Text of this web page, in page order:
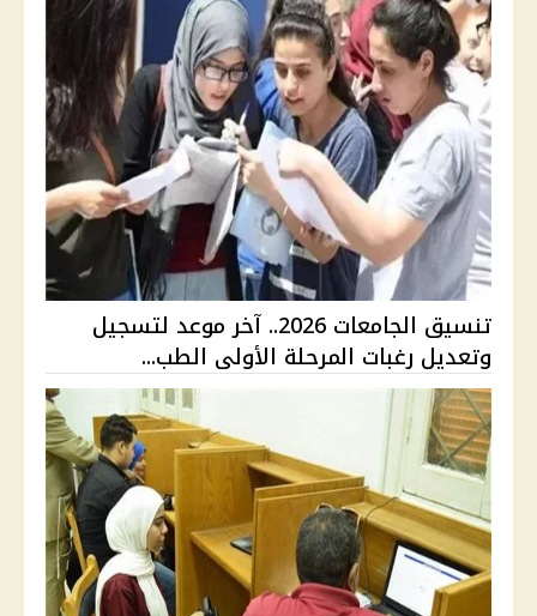
تنسيق الجامعات 2026.. آخر موعد لتسجيل
وتعديل رغبات المرحلة الأولى الطب...